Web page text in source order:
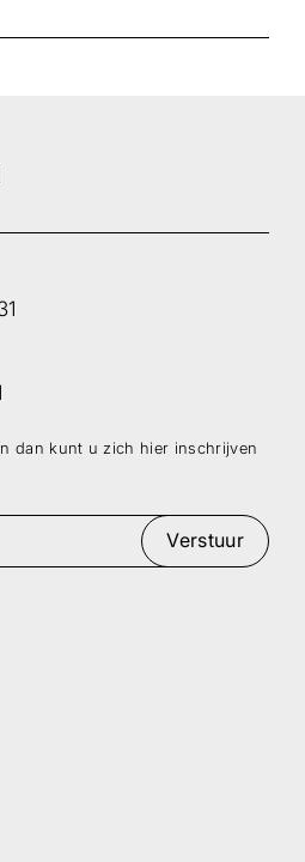
dan kunt u zich hier inschrijven
Verstuur